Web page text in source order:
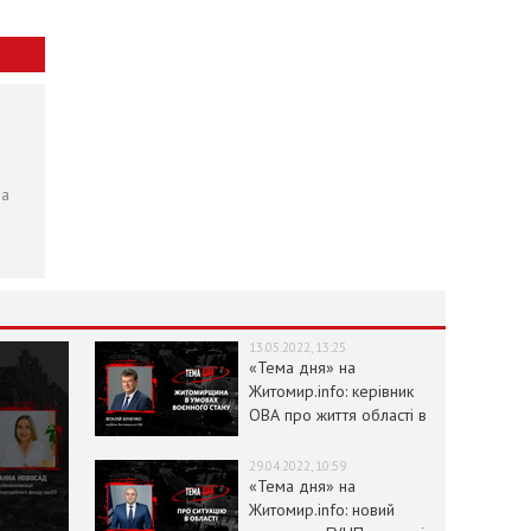
13.05.2022, 13:25
«Тема дня» на
Житомир.info: керівник
ОВА про життя області в
29.04.2022, 10:59
«Тема дня» на
Житомир.info: новий